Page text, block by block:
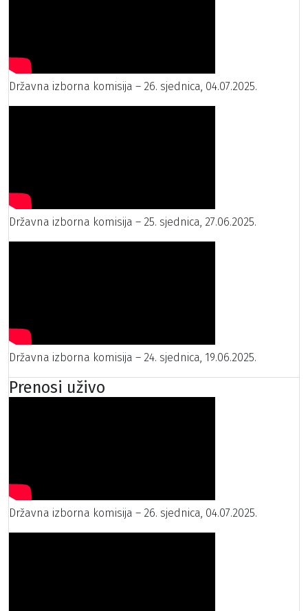
Državna izborna komisija – 26. sjednica, 04.07.2025.
Državna izborna komisija – 25. sjednica, 27.06.2025.
Državna izborna komisija – 24. sjednica, 19.06.2025.
Prenosi uživo
Državna izborna komisija – 26. sjednica, 04.07.2025.